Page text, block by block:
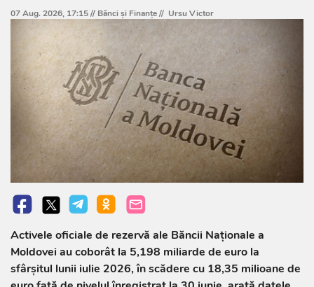
07 Aug. 2026, 17:15 // Bănci şi Finanţe// Ursu Victor
Activele oficiale de rezervă ale Băncii Naționale a
Moldovei au coborât la 5,198 miliarde de euro la
sfârșitul lunii iulie 2026, în scădere cu 18,35 milioane de